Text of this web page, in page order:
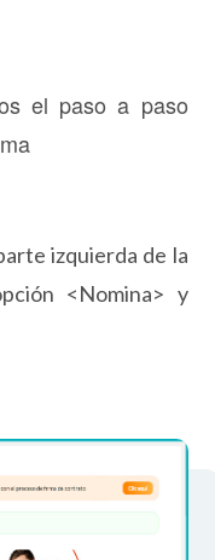
el paso a paso
izquierda de la
<Nomina> y